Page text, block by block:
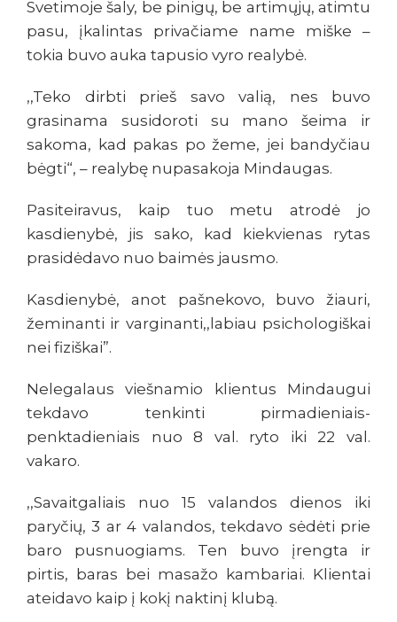
Svetimoje šaly, be pinigų, be artimųjų, atimtu
pasu, įkalintas privačiame name miške –
tokia buvo auka tapusio vyro realybė.
,,Teko dirbti prieš savo valią, nes buvo
grasinama susidoroti su mano šeima ir
sakoma, kad pakas po žeme, jei bandyčiau
bėgti“, – realybę nupasakoja Mindaugas.
Pasiteiravus, kaip tuo metu atrodė jo
kasdienybė, jis sako, kad kiekvienas rytas
prasidėdavo nuo baimės jausmo.
Kasdienybė, anot pašnekovo, buvo žiauri,
žeminanti ir varginanti,,labiau psichologiškai
nei fiziškai”.
Nelegalaus viešnamio klientus Mindaugui
tekdavo tenkinti pirmadieniais-
penktadieniais nuo 8 val. ryto iki 22 val.
vakaro.
,,Savaitgaliais nuo 15 valandos dienos iki
paryčių, 3 ar 4 valandos, tekdavo sėdėti prie
baro pusnuogiams. Ten buvo įrengta ir
pirtis, baras bei masažo kambariai. Klientai
ateidavo kaip į kokį naktinį klubą.